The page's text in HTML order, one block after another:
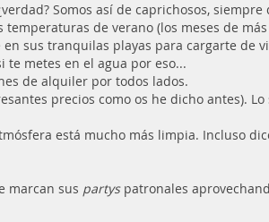
Somos así de caprichosos,
de verano (los meses de
sus tranquilas playas para cargarte de
metes en el agua por eso...
de alquiler por todos lados.
precios como os he dicho antes).
está mucho más limpia. Incluso
marcan sus partyspatronales